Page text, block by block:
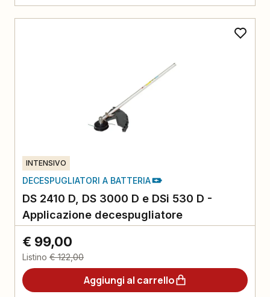
INTENSIVO
DECESPUGLIATORI A BATTERIA
DS 2410 D, DS 3000 D e DSi 530 D -
Applicazione decespugliatore
€ 99,00
Listino € 122,00
Aggiungi al carrello